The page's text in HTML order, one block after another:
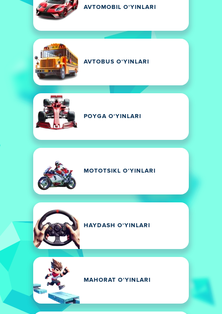
AVTOMOBIL OʻYINLARI
AVTOBUS OʻYINLARI
POYGA OʻYINLARI
MOTOTSIKL OʻYINLARI
HAYDASH OʻYINLARI
MAHORAT OʻYINLARI